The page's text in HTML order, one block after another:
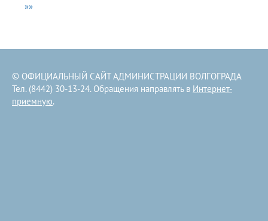
»»
© ОФИЦИАЛЬНЫЙ САЙТ АДМИНИСТРАЦИИ ВОЛГОГРАДА
Тел. (8442) 30-13-24. Обращения направлять в Интернет-
приемную.